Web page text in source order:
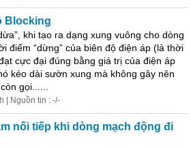
Blocking
khi tạo ra dạng xung vuông cho dòng
điểm “dừng” của biên độ điện áp (là thời
cực đại đúng bằng giá trị của điện áp
kéo dài sườn xung mà không gây nên
gọi......
| Nguồn tin : -/-
nối tiếp khi dòng mạch động đi